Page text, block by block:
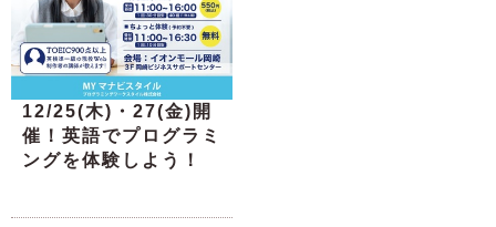
12/25(木)・27(金)開
催！英語でプログラミ
ングを体験しよう！